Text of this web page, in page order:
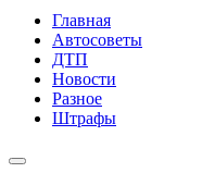
Главная
Автосоветы
ДТП
Новости
Разное
Штрафы